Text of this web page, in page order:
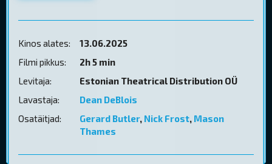
Kinos alates:
13.06.2025
Filmi pikkus:
2h 5 min
Levitaja:
Estonian Theatrical Distribution OÜ
Lavastaja:
Dean DeBlois
Osatäitjad:
Gerard Butler, Nick Frost, Mason
Thames